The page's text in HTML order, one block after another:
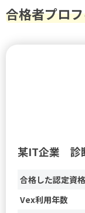
合格者プロ
某IT企業 診
合格した認定資格
Vex利用年数